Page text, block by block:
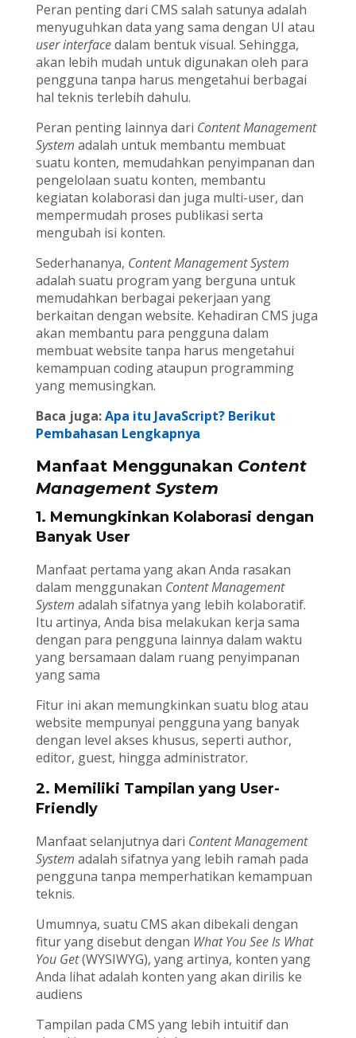
Peran penting dari CMS salah satunya adalah
menyuguhkan data yang sama dengan UI atau
user interfacedalam bentuk visual. Sehingga,
akan lebih mudah untuk digunakan oleh para
pengguna tanpa harus mengetahui berbagai
hal teknis terlebih dahulu.
Peran penting lainnya dari Content Management
System adalah untuk membantu membuat
suatu konten, memudahkan penyimpanan dan
pengelolaan suatu konten, membantu
kegiatan kolaborasi dan juga multi-user, dan
mempermudah proses publikasi serta
mengubah isi konten.
Sederhananya, Content Management System
adalah suatu program yang berguna untuk
memudahkan berbagai pekerjaan yang
berkaitan dengan website. Kehadiran CMS juga
akan membantu para pengguna dalam
membuat website tanpa harus mengetahui
kemampuan coding ataupun programming
yang memusingkan.
Baca juga:Apa itu JavaScript? Berikut
Pembahasan Lengkapnya
Manfaat Menggunakan Content
Management System
1. Memungkinkan Kolaborasi dengan
Banyak User
Manfaat pertama yang akan Anda rasakan
dalam menggunakan Content Management
System adalah sifatnya yang lebih kolaboratif.
Itu artinya, Anda bisa melakukan kerja sama
dengan para pengguna lainnya dalam waktu
yang bersamaan dalam ruang penyimpanan
yang sama
Fitur ini akan memungkinkan suatu blog atau
website mempunyai pengguna yang banyak
dengan level akses khusus, seperti author,
editor, guest, hingga administrator.
2. Memiliki Tampilan yang User-
Friendly
Manfaat selanjutnya dari Content Management
System adalah sifatnya yang lebih ramah pada
pengguna tanpa memperhatikan kemampuan
teknis.
Umumnya, suatu CMS akan dibekali dengan
fitur yang disebut dengan What You See Is What
You Get(WYSIWYG), yang artinya, konten yang
Anda lihat adalah konten yang akan dirilis ke
audiens
Tampilan pada CMS yang lebih intuitif dan